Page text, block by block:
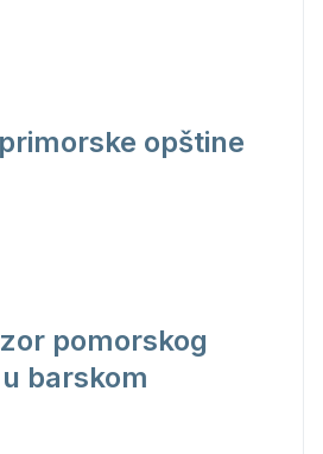
opštine
pomorskog
barskom